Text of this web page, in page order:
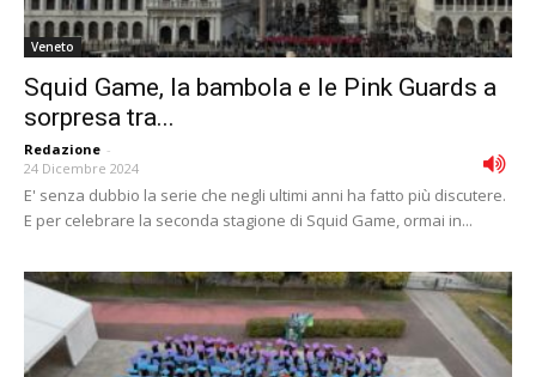
Veneto
Squid Game, la bambola e le Pink Guards a
sorpresa tra...
Redazione -
24 Dicembre 2024
E' senza dubbio la serie che negli ultimi anni ha fatto più discutere.
E per celebrare la seconda stagione di Squid Game, ormai in...